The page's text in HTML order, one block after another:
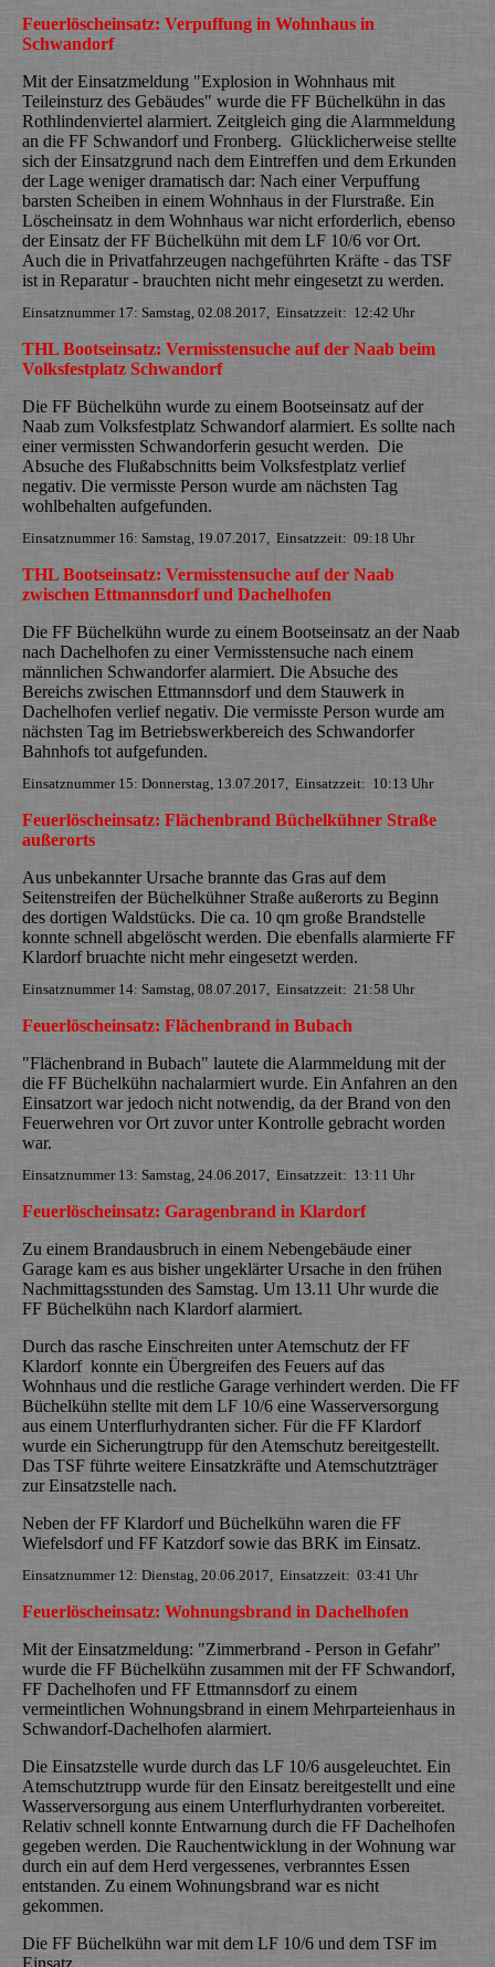
Feuerlöscheinsatz: Verpuffung in Wohnhaus in
Schwandorf
Mit der Einsatzmeldung "Explosion in Wohnhaus mit
Teileinsturz des Gebäudes" wurde die FF Büchelkühn in das
Rothlindenviertel alarmiert. Zeitgleich ging die Alarmmeldung
an die FF Schwandorf und Fronberg. Glücklicherweise stellte
sich der Einsatzgrund nach dem Eintreffen und dem Erkunden
der Lage weniger dramatisch dar: Nach einer Verpuffung
barsten Scheiben in einem Wohnhaus in der Flurstraße. Ein
Löscheinsatz in dem Wohnhaus war nicht erforderlich, ebenso
der Einsatz der FF Büchelkühn mit dem LF 10/6 vor Ort.
Auch die in Privatfahrzeugen nachgeführten Kräfte - das TSF
ist in Reparatur - brauchten nicht mehr eingesetzt zu werden.
Einsatznummer 17: Samstag, 02.08.2017, Einsatzzeit: 12:42 Uhr
THL Bootseinsatz: Vermisstensuche auf der Naab beim
Volksfestplatz Schwandorf
Die FF Büchelkühn wurde zu einem Bootseinsatz auf der
Naab zum Volksfestplatz Schwandorf alarmiert. Es sollte nach
einer vermissten Schwandorferin gesucht werden. Die
Absuche des Flußabschnitts beim Volksfestplatz verlief
negativ. Die vermisste Person wurde am nächsten Tag
wohlbehalten aufgefunden.
Einsatznummer 16: Samstag, 19.07.2017, Einsatzzeit: 09:18 Uhr
THL Bootseinsatz: Vermisstensuche auf der Naab
zwischen Ettmannsdorf und Dachelhofen
Die FF Büchelkühn wurde zu einem Bootseinsatz an der Naab
nach Dachelhofen zu einer Vermisstensuche nach einem
männlichen Schwandorfer alarmiert. Die Absuche des
Bereichs zwischen Ettmannsdorf und dem Stauwerk in
Dachelhofen verlief negativ. Die vermisste Person wurde am
nächsten Tag im Betriebswerkbereich des Schwandorfer
Bahnhofs tot aufgefunden.
Einsatznummer 15: Donnerstag, 13.07.2017, Einsatzzeit: 10:13 Uhr
Feuerlöscheinsatz: Flächenbrand Büchelkühner Straße
außerorts
Aus unbekannter Ursache brannte das Gras auf dem
Seitenstreifen der Büchelkühner Straße außerorts zu Beginn
des dortigen Waldstücks. Die ca. 10 qm große Brandstelle
konnte schnell abgelöscht werden. Die ebenfalls alarmierte FF
Klardorf bruachte nicht mehr eingesetzt werden.
Einsatznummer 14: Samstag, 08.07.2017, Einsatzzeit: 21:58 Uhr
Feuerlöscheinsatz: Flächenbrand in Bubach
"Flächenbrand in Bubach" lautete die Alarmmeldung mit der
die FF Büchelkühn nachalarmiert wurde. Ein Anfahren an den
Einsatzort war jedoch nicht notwendig, da der Brand von den
Feuerwehren vor Ort zuvor unter Kontrolle gebracht worden
war.
Einsatznummer 13: Samstag, 24.06.2017, Einsatzzeit: 13:11 Uhr
Feuerlöscheinsatz: Garagenbrand in Klardorf
Zu einem Brandausbruch in einem Nebengebäude einer
Garage kam es aus bisher ungeklärter Ursache in den frühen
Nachmittagsstunden des Samstag. Um 13.11 Uhr wurde die
FF Büchelkühn nach Klardorf alarmiert.
Durch das rasche Einschreiten unter Atemschutz der FF
Klardorf konnte ein Übergreifen des Feuers auf das
Wohnhaus und die restliche Garage verhindert werden. Die FF
Büchelkühn stellte mit dem LF 10/6 eine Wasserversorgung
aus einem Unterflurhydranten sicher. Für die FF Klardorf
wurde ein Sicherungtrupp für den Atemschutz bereitgestellt.
Das TSF führte weitere Einsatzkräfte und Atemschutzträger
zur Einsatzstelle nach.
Neben der FF Klardorf und Büchelkühn waren die FF
Wiefelsdorf und FF Katzdorf sowie das BRK im Einsatz.
Einsatznummer 12: Dienstag, 20.06.2017, Einsatzzeit: 03:41 Uhr
Feuerlöscheinsatz: Wohnungsbrand in Dachelhofen
Mit der Einsatzmeldung: "Zimmerbrand - Person in Gefahr"
wurde die FF Büchelkühn zusammen mit der FF Schwandorf,
FF Dachelhofen und FF Ettmannsdorf zu einem
vermeintlichen Wohnungsbrand in einem Mehrparteienhaus in
Schwandorf-Dachelhofen alarmiert.
Die Einsatzstelle wurde durch das LF 10/6 ausgeleuchtet. Ein
Atemschutztrupp wurde für den Einsatz bereitgestellt und eine
Wasserversorgung aus einem Unterflurhydranten vorbereitet.
Relativ schnell konnte Entwarnung durch die FF Dachelhofen
gegeben werden. Die Rauchentwicklung in der Wohnung war
durch ein auf dem Herd vergessenes, verbranntes Essen
entstanden. Zu einem Wohnungsbrand war es nicht
gekommen.
Die FF Büchelkühn war mit dem LF 10/6 und dem TSF im